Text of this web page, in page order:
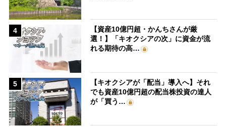
4
【資産10億円超・かんちさんが厳
選！】「キオクシアの次」に資金が流
れる期待の高…
5
【キオクシアが「配当」導入へ】それ
でも資産10億円超の配当株投資の達人
が「買う…